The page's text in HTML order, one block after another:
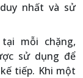
nhất và sử
mỗi chặng,
sử dụng để
tiếp. Khi một